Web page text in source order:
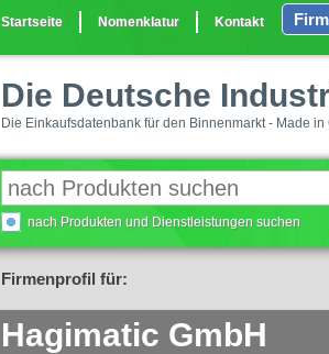
Startseite Nomenklatur Kontakt
Die Deutsche
Die Einkaufsdatenbank für den Binnenmarkt - Made in
nach Produkten und Dienstleistungen suchen
Firmenprofil für:
Hagimatic GmbH